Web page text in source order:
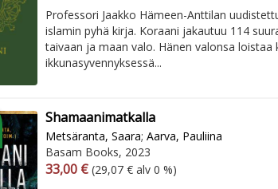
Professori Jaakko Hämeen-Anttilan
islamin pyhä kirja. Koraani jakautuu 114
taivaan ja maan valo. Hänen valonsa loistaa
ikkunasyvennyksessä...
Shamaanimatkalla
Metsäranta, Saara; Aarva, Pauliina
Basam Books, 2023
Arvonlisäverollinen hinta
33,00 € Arvonlisäveroton hinta
(29,07 € alv 0 %)